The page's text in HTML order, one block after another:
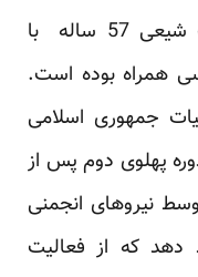
افسانه سرایی پیرامون این مکتب شیعی 57 ساله با
همراه بوده است.
جمهوری اسلامی
پهلوی دوم پس از
نیروهای انجمنی
دهد که از فعالیت